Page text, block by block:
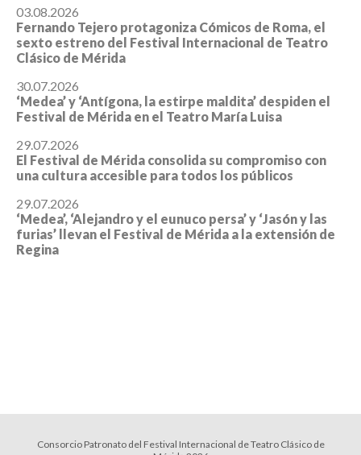
03.08.2026
Fernando Tejero protagoniza Cómicos de Roma, el
sexto estreno del Festival Internacional de Teatro
Clásico de Mérida
30.07.2026
‘Medea’ y ‘Antígona, la estirpe maldita’ despiden el
Festival de Mérida en el Teatro María Luisa
29.07.2026
El Festival de Mérida consolida su compromiso con
una cultura accesible para todos los públicos
29.07.2026
‘Medea’, ‘Alejandro y el eunuco persa’ y ‘Jasón y las
furias’ llevan el Festival de Mérida a la extensión de
Regina
Consorcio Patronato del Festival Internacional de Teatro Clásico de